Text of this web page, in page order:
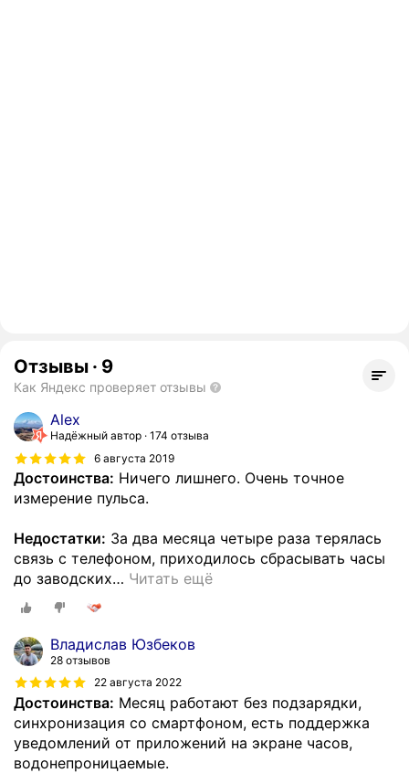
Отзывы · 9
Как Яндекс проверяет отзывы
Alex
Надёжный автор 174 отзыва
6 августа 2019
Достоинства: Ничего лишнего. Очень точное
измерение пульса.
Недостатки: За два месяца четыре раза терялась
связь с телефоном, приходилось сбрасывать часы
до заводских… Читать ещё
Владислав Юзбеков
28 отзывов
22 августа 2022
Достоинства: Месяц работают без подзарядки,
синхронизация со смартфоном, есть поддержка
уведомлений от приложений на экране часов,
водонепроницаемые.